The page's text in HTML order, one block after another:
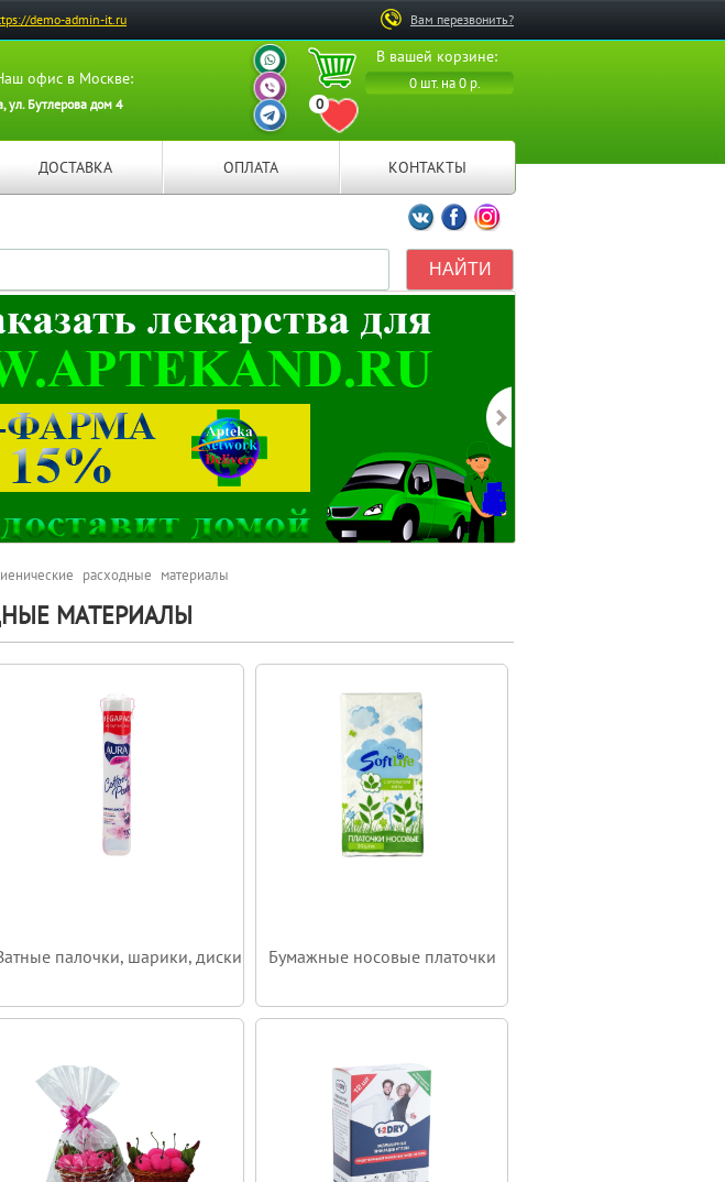
Вам перезвонить?
demo-admin-it.ru
В вашей корзине:
0 шт. на 0 р.
0
ПЕРЕЙТИ В ИЗБРАННОЕ
ВАШ ПЕРСОНАЛЬНЫЙ
МЕНЕДЖЕР
ВАШ ПЕРСОНАЛЬНЫЙ
МЕНЕДЖЕР
ВАШ ПЕРСОНАЛЬНЫЙ
МЕНЕДЖЕР
офис в Москве:
ул. Бутлерова дом 4
ДОСТАВКА ОПЛАТА КОНТАКТЫ
Мы ВКонтакте
Мы на Facebook
Мы в Instagramm
расходные материалы
МАТЕРИАЛЫ
палочки, шарики, диски Бумажные носовые платочки